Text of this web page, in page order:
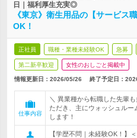
日｜福利厚生充実◎
《東京》衛生用品の【サービ
OK！
正社員 職種・業種未経験OK 急募
第二新卒歓迎 女性のおしごと掲載中
情報更新日：2026/05/26 終了予定日：
仕事内容
＼ 異業種から転職した先輩
ただき、主にウォッシュル
します！
【学歴不問｜未経験OK！】